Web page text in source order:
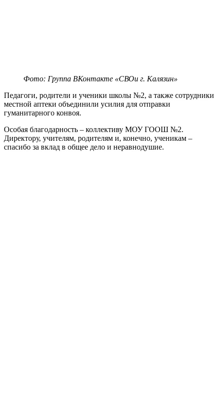
Фото: Группа ВКонтакте «СВОи г. Калязин»
Педагоги, родители и ученики школы №2, а также сотрудники
местной аптеки объединили усилия для отправки
гуманитарного конвоя.
Особая благодарность – коллективу МОУ ГООШ №2.
Директору, учителям, родителям и, конечно, ученикам –
спасибо за вклад в общее дело и неравнодушие.